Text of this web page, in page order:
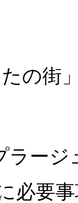
たの街
ラージ
必要